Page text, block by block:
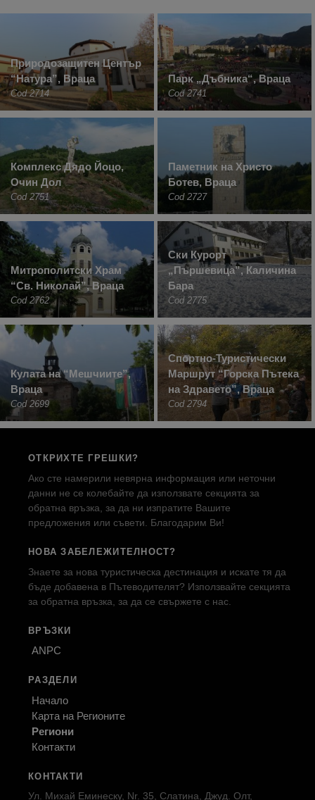
Природозащитен Център
“Натура”, Враца
Cod 2714
Парк „Дъбника“, Враца
Cod 2741
Комплекс Дядо Йоцо,
Очин Дол
Cod 2751
Паметник на Христо
Ботев, Враца
Cod 2727
Митрополитски Храм
“Св. Николай”, Враца
Cod 2762
Ски Курорт
„Пършевица”, Каличина
Бара
Cod 2775
Кулата на “Мешчиите”,
Враца
Cod 2699
Спортно-Туристически
Маршрут “Горска Пътека
на Здравето”, Враца
Cod 2794
ОТКРИХТЕ ГРЕШКИ?
Ако сте намерили невярна информация или неточни
данни не се колебайте да използвате секцията за
обратна връзка, за да ни изпратите Вашите
предложения или съвети. Благодарим Ви!
НОВА ЗАБЕЛЕЖИТЕЛНОСТ?
Знаете за нова туристическа дестинация и искате тя да
бъде добавена в Пътеводителят? Използвайте секцията
за обратна връзка, за да се свържете с нас.
ВРЪЗКИ
ANPC
РАЗДЕЛИ
Начало
Карта на Регионите
Региони
Контакти
КОНТАКТИ
Ул. Михай Еминеску, Nr. 35, Слатина, Джуд. Олт,